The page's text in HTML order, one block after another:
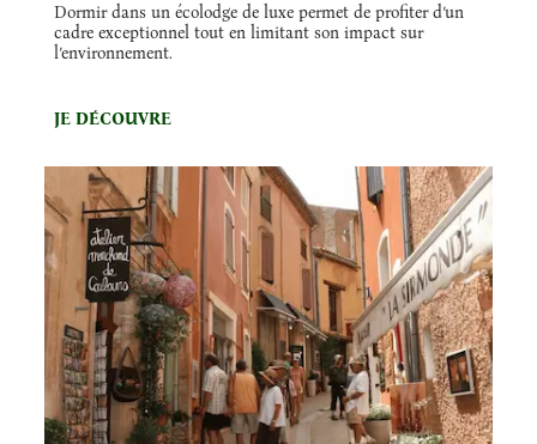
Dormir dans un écolodge de luxe permet de profiter d’un
cadre exceptionnel tout en limitant son impact sur
l’environnement.
JE DÉCOUVRE